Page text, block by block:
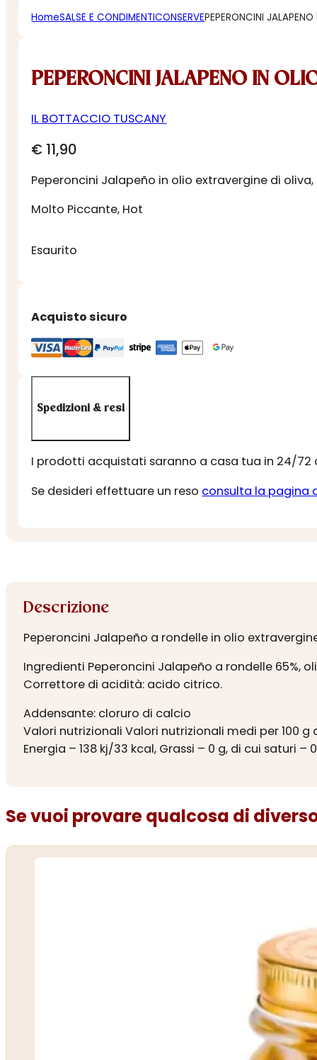
HomeSALSE E CONDIMENTICONSERVEPEPERONCINI
PEPERONCINI JALAPENO IN
IL BOTTACCIO TUSCANY
€ 11,90
Peperoncini Jalapeño in olio extravergine di
Molto Piccante, Hot
Esaurito
Acquisto sicuro
Spedizioni & resi
I prodotti acquistati saranno a casa tua in 24/72
Se desideri effettuare un reso consulta la pagina
Descrizione
Peperoncini Jalapeño a rondelle in olio
Ingredienti Peperoncini Jalapeño a rondelle 65%,
Correttore di acidità: acido citrico.
Addensante: cloruro di calcio
Valori nutrizionali Valori nutrizionali medi per 100
Energia – 138 kj/33 kcal, Grassi – 0 g, di cui saturi
Se vuoi provare qualcosa di